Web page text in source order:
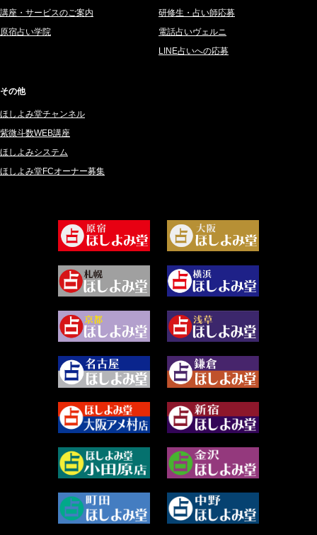
桜望巴千 (270)
綺咲みゆき (22)
比呂 酒井 (59)
ロザリン (157)
坂宮 鈴果 (82)
尾羽奈美海 (95)
藻那ムール (2)
白丸モカ (180)
水浅葱 旬時 (150)
阿佐霧 峰麿 (37)
源 彩乃 (65)
美月マーシャ (212)
芽百マミム (741)
真巳華 - Mamika - (268)
プラタ 真寿 (165)
紅月Luru (5)
ルーカス伽豆海 (1111)
2024年12月 (57)
2024年11月 (38)
2024年10月 (36)
2024年9月 (39)
2024年8月 (45)
2024年5月 (92)
2024年3月 (49)
2024年2月 (40)
2024年1月 (63)
2023年12月 (86)
2023年11月 (67)
2023年10月 (36)
2023年9月 (37)
2023年8月 (46)
2023年7月 (59)
2023年6月 (73)
2023年5月 (67)
2023年4月 (73)
講座・サービスのご案内
原宿占い学院
研修生・占い師応募
電話占いヴェルニ
LINE占いへの応募
その他
ほしよみ堂チャンネル
紫微斗数WEB講座
ほしよみシステム
ほしよみ堂FCオーナー募集